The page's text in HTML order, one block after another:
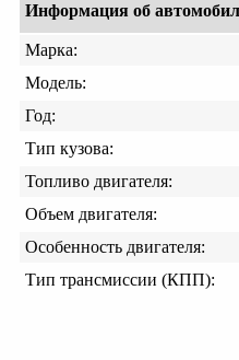
Информация об
Марка:
Модель:
Год:
Тип кузова:
Топливо двигателя:
Объем двигателя:
Особенность двигателя:
Тип трансмиссии (КПП):